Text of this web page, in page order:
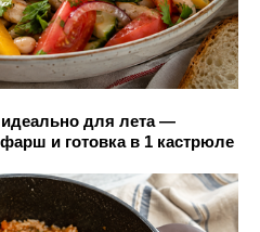
для лета —
и готовка в 1 кастрюле